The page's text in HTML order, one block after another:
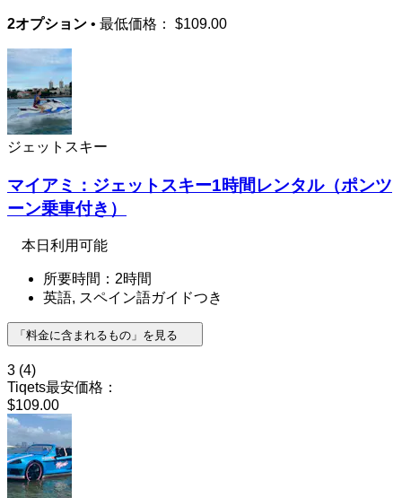
2オプション • 最低価格： $109.00
ジェットスキー
マイアミ：ジェットスキー1時間レンタル（ポンツ
ーン乗車付き）
本日利用可能
所要時間：2時間
英語, スペイン語ガイドつき
「料金に含まれるもの」を見る
3 (4)
Tiqets最安価格：
$109.00